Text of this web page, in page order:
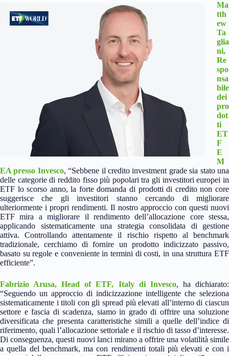
Ma
tth
ew
Ta
glia
ni,
Re
spo
nsa
bile
dei
pro
dot
ti
ET
F
E
M
EA presso Invesco, “Sebbene il credito investment grade sia stato una
delle categorie di reddito fisso più popolari tra gli investitori europei in
ETF lo scorso anno, la forte domanda di prodotti di credito non core
suggerisce che gli investitori stanno cercando di migliorare
ulteriormente i propri rendimenti. Il nostro approccio con questi nuovi
ETF mira a migliorare il rendimento dell’allocazione core stessa,
applicando sistematicamente una strategia consolidata di gestione
attiva. Controllando attentamente il rischio rispetto al benchmark
tradizionale, cerchiamo di fornire un prodotto indicizzato passivo,
basato su regole e conveniente in termini di costi, in una struttura ETF
efficiente”.
Fabrizio Arusa, Head of ETF, Italy di Invesco, ha dichiarato:
“Seguendo un approccio di indicizzazione intelligente che seleziona
sistematicamente i titoli con gli spread più elevati all’interno di ciascun
settore e fascia di scadenza, siamo in grado di offrire una soluzione
diversificata che presenta caratteristiche simili a quelle dell’indice di
riferimento, quali l’allocazione settoriale e il rischio di tasso d’interesse.
Di conseguenza, questi nuovi lanci mirano a offrire una volatilità simile
a quella del benchmark, ma con rendimenti totali più elevati e con i